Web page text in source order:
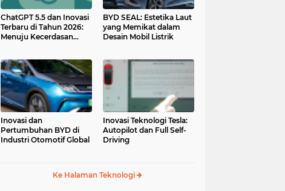
ChatGPT 5.5 dan Inovasi
Terbaru di Tahun 2026:
Menuju Kecerdasan
BYD SEAL: Estetika Laut
yang Memikat dalam
Desain Mobil Listrik
Inovasi dan
Pertumbuhan BYD di
Industri Otomotif Global
Inovasi Teknologi Tesla:
Autopilot dan Full Self-
Driving
Ke Halaman Teknologi